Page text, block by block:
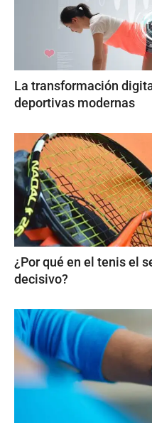
La transformación
deportivas modernas
¿Por qué en el tenis el
decisivo?